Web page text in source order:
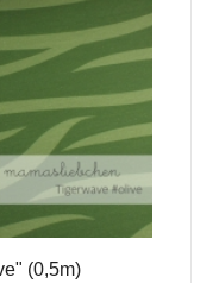
(0,5m)